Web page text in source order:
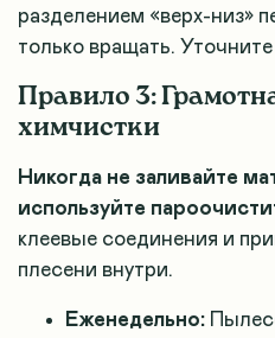
разделением «верх-низ»
только вращать.
Правило 3:
химчистки
Никогда не заливайте
используйте
клеевые соединения и
плесени внутри.
Еженедельно: